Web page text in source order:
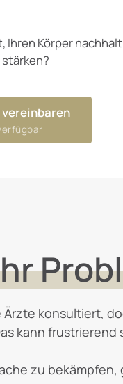
Ihren Körper
konsultiert,
kann frustrierend
zu